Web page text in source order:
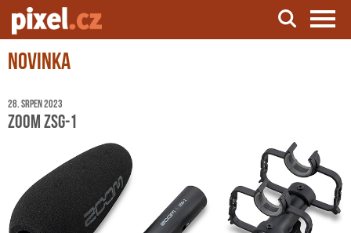
Server o natáčení a zpracování videa
Novinka
28. srpen 2023
Zoom ZSG-1